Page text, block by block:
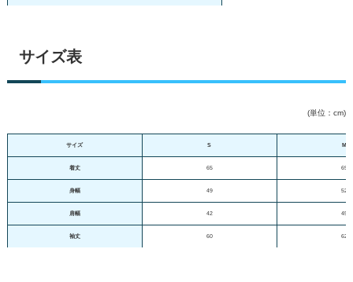
サイズ表
(単位：cm)
サイズ S M
着丈 65 69
身幅 49 52
肩幅 42 45
袖丈 60 62